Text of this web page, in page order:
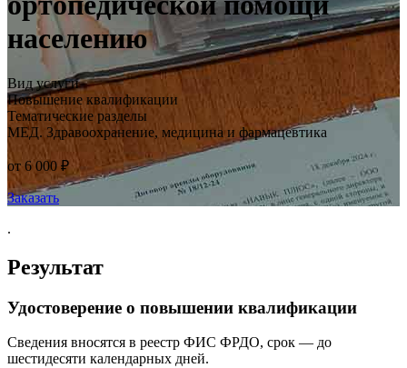
населению
Вид услуги
Повышение квалификации
Тематические разделы
МЕД. Здравоохранение, медицина и фармацевтика
от 6 000 ₽
Заказать
.
Результат
Удостоверение о повышении квалификации
Сведения вносятся в реестр ФИС ФРДО, срок — до
шестидесяти календарных дней.